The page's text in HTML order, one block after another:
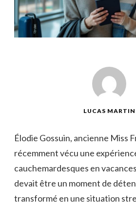
LUCAS MARTIN
Élodie Gossuin, ancienne Miss
récemment vécu une
cauchemardesques en
devait être un moment de
transformé en une situation